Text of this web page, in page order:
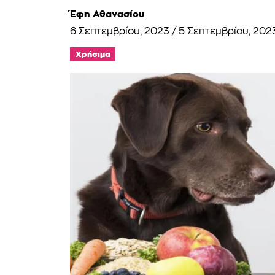
Έφη Αθανασίου
6 Σεπτεμβρίου, 2023 / 5 Σεπτεμβρίου,
Χρήσιμα